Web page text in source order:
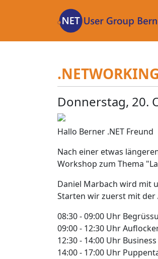
Donnerstag, 20.
Hallo Berner .NET Freund
Nach einer etwas
Workshop zum Thema
Daniel Marbach wird mit
Starten wir zuerst mit der
08:30 - 09:00 Uhr
09:00 - 12:30 Uhr
12:30 - 14:00 Uhr
14:00 - 17:00 Uhr